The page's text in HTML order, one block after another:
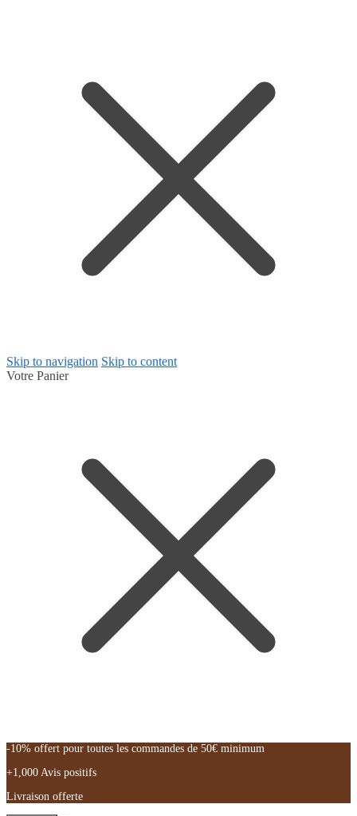
Skip to navigation Skip to content
Votre Panier
-10% offert pour toutes les commandes de 50€ minimum
+1,000 Avis positifs
Livraison offerte